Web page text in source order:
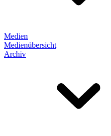
Medien
Medienübersicht
Archiv